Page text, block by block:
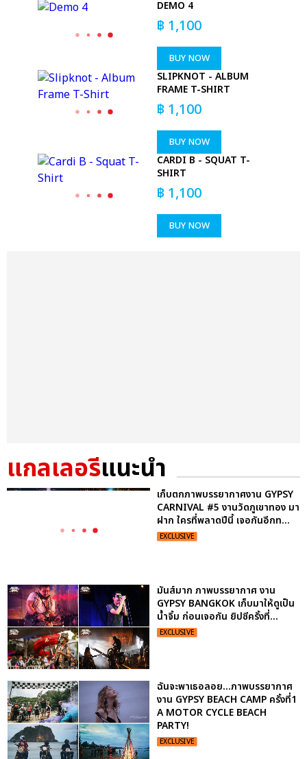
DEMO 4
฿ 1,100
BUY NOW
SLIPKNOT - ALBUM
FRAME T-SHIRT
฿ 1,100
BUY NOW
CARDI B - SQUAT T-
SHIRT
฿ 1,100
BUY NOW
แกลเลอรีแนะนำ
เก็บตกภาพบรรยากาศงาน GYPSY
CARNIVAL #5 งานวัดภูเขาทอง มา
ฝาก ใครที่พลาดปีนี้ เจอกันอีกท...
EXCLUSIVE
มันส์มาก ภาพบรรยากาศ งาน
GYPSY BANGKOK เก็บมาให้ดูเป็น
น้ำจิ้ม ก่อนเจอกัน ยิปซีครั้งที่...
EXCLUSIVE
ฉันจะพาเธอลอย...ภาพบรรยากาศ
งาน GYPSY BEACH CAMP ครั้งที่1
A MOTOR CYCLE BEACH
PARTY!
EXCLUSIVE